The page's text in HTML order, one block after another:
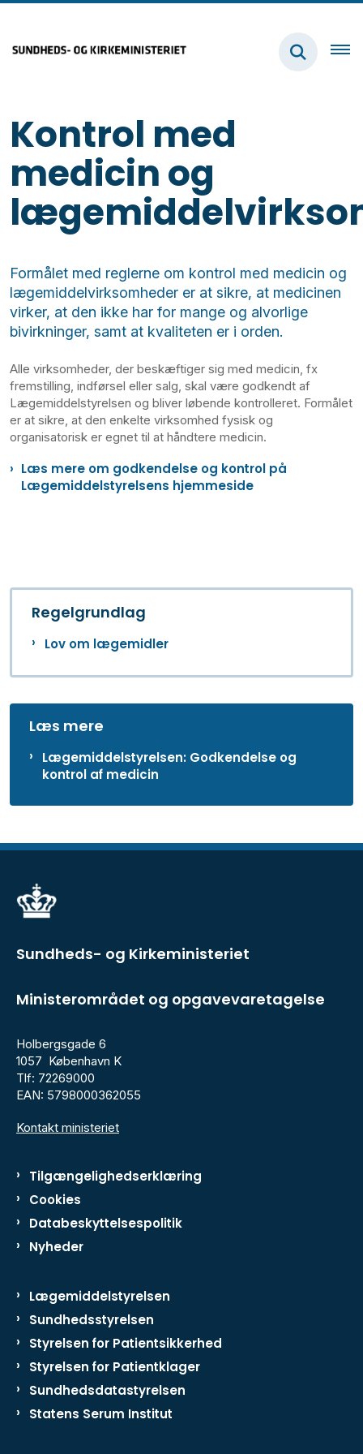
Kontrol med
medicin og
Formålet med reglerne om kontrol med medicin og
lægemiddelvirksomheder er at sikre, at medicinen
virker, at den ikke har for mange og alvorlige
bivirkninger, samt at kvaliteten er i orden.
Alle virksomheder, der beskæftiger sig med medicin, fx
fremstilling, indførsel eller salg, skal være godkendt af
Lægemiddelstyrelsen og bliver løbende kontrolleret. Formålet
er at sikre, at den enkelte virksomhed fysisk og
organisatorisk er egnet til at håndtere medicin.
Læs mere om godkendelse og kontrol på
Lægemiddelstyrelsens hjemmeside
Regelgrundlag
Lov om lægemidler
Læs mere
Lægemiddelstyrelsen: Godkendelse og
kontrol af medicin
Sundheds- og Kirkeministeriet
Ministerområdet og opgavevaretagelse
Holbergsgade 6
1057 København K
Tlf: 72269000
EAN: 5798000362055
Kontakt ministeriet
Tilgængelighedserklæring
Cookies
Databeskyttelsespolitik
Nyheder
Lægemiddelstyrelsen
Sundhedsstyrelsen
Styrelsen for Patientsikkerhed
Styrelsen for Patientklager
Sundhedsdatastyrelsen
Statens Serum Institut